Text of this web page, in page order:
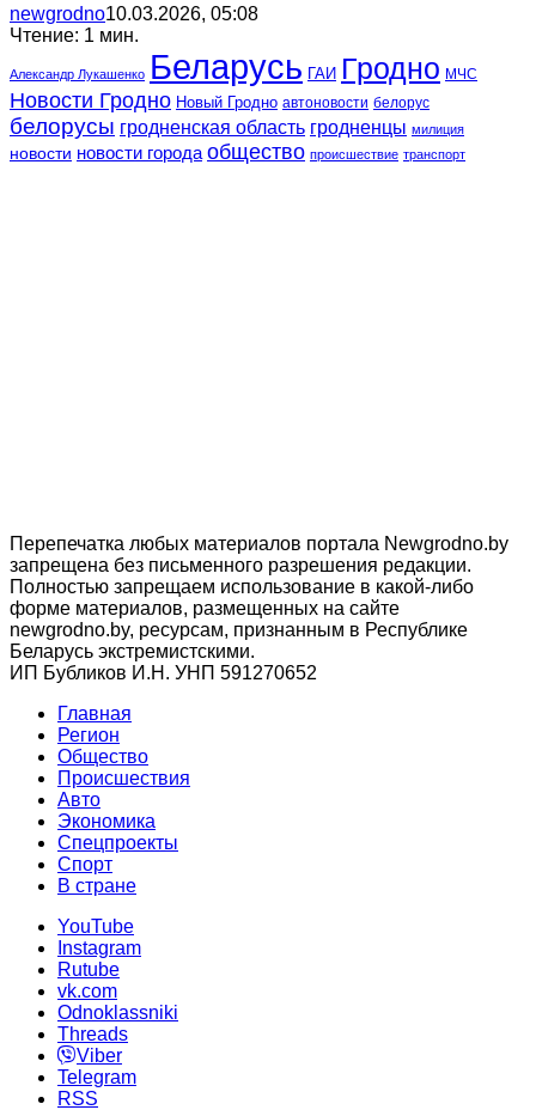
newgrodno10.03.2026, 05:08
Чтение: 1 мин.
Александр Лукашенко Беларусь ГАИ Гродно МЧС
Новости Гродно Новый Гродно автоновости белорус
белорусы гродненская область гродненцы милиция
новости новости города общество происшествие транспорт
Перепечатка любых материалов портала Newgrodno.by
запрещена без письменного разрешения редакции.
Полностью запрещаем использование в какой-либо
форме материалов, размещенных на сайте
newgrodno.by, ресурсам, признанным в Республике
Беларусь экстремистскими.
ИП Бубликов И.Н. УНП 591270652
Главная
Регион
Общество
Происшествия
Авто
Экономика
Спецпроекты
Cпорт
В стране
YouTube
Instagram
Rutube
vk.com
Odnoklassniki
Threads
Viber
Telegram
RSS